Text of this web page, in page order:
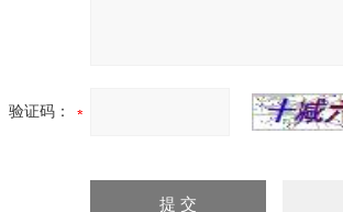
验证码：